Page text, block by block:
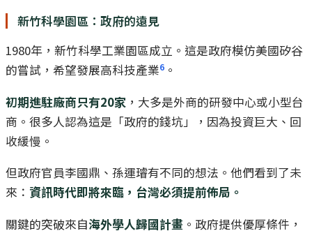
新竹科學園區：政府的遠見
1980年，新竹科學工業園區成立。這是政府模仿美國矽谷
的嘗試，希望發展高科技產業6 。
初期進駐廠商只有20家 ，大多是外商的研發中心或小型台
商。很多人認為這是「政府的錢坑」，因為投資巨大、回
收緩慢。
但政府官員李國鼎、孫運璿有不同的想法。他們看到了未
來： 資訊時代即將來臨，台灣必須提前佈局。
關鍵的突破來自海外學人歸國計畫 。政府提供優厚條件，